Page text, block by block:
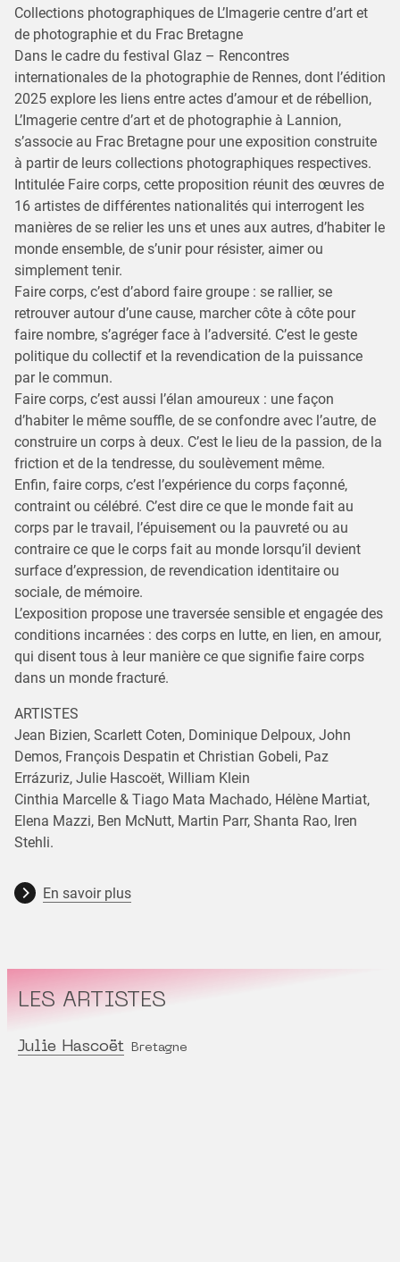
Collections photographiques de L’Imagerie centre d’art et
de photographie et du Frac Bretagne
Dans le cadre du festival Glaz – Rencontres
internationales de la photographie de Rennes, dont l’édition
2025 explore les liens entre actes d’amour et de rébellion,
L’Imagerie centre d’art et de photographie à Lannion,
s’associe au Frac Bretagne pour une exposition construite
à partir de leurs collections photographiques respectives.
Intitulée Faire corps, cette proposition réunit des œuvres de
16 artistes de différentes nationalités qui interrogent les
manières de se relier les uns et unes aux autres, d’habiter le
monde ensemble, de s’unir pour résister, aimer ou
simplement tenir.
Faire corps, c’est d’abord faire groupe : se rallier, se
retrouver autour d’une cause, marcher côte à côte pour
faire nombre, s’agréger face à l’adversité. C’est le geste
politique du collectif et la revendication de la puissance
par le commun.
Faire corps, c’est aussi l’élan amoureux : une façon
d’habiter le même souffle, de se confondre avec l’autre, de
construire un corps à deux. C’est le lieu de la passion, de la
friction et de la tendresse, du soulèvement même.
Enfin, faire corps, c’est l’expérience du corps façonné,
contraint ou célébré. C’est dire ce que le monde fait au
corps par le travail, l’épuisement ou la pauvreté ou au
contraire ce que le corps fait au monde lorsqu’il devient
surface d’expression, de revendication identitaire ou
sociale, de mémoire.
L’exposition propose une traversée sensible et engagée des
conditions incarnées : des corps en lutte, en lien, en amour,
qui disent tous à leur manière ce que signifie faire corps
dans un monde fracturé.
ARTISTES
Jean Bizien, Scarlett Coten, Dominique Delpoux, John
Demos, François Despatin et Christian Gobeli, Paz
Errázuriz, Julie Hascoët, William Klein
Cinthia Marcelle & Tiago Mata Machado, Hélène Martiat,
Elena Mazzi, Ben McNutt, Martin Parr, Shanta Rao, Iren
Stehli.
En savoir plus
LES ARTISTES
Julie Hascoët Bretagne